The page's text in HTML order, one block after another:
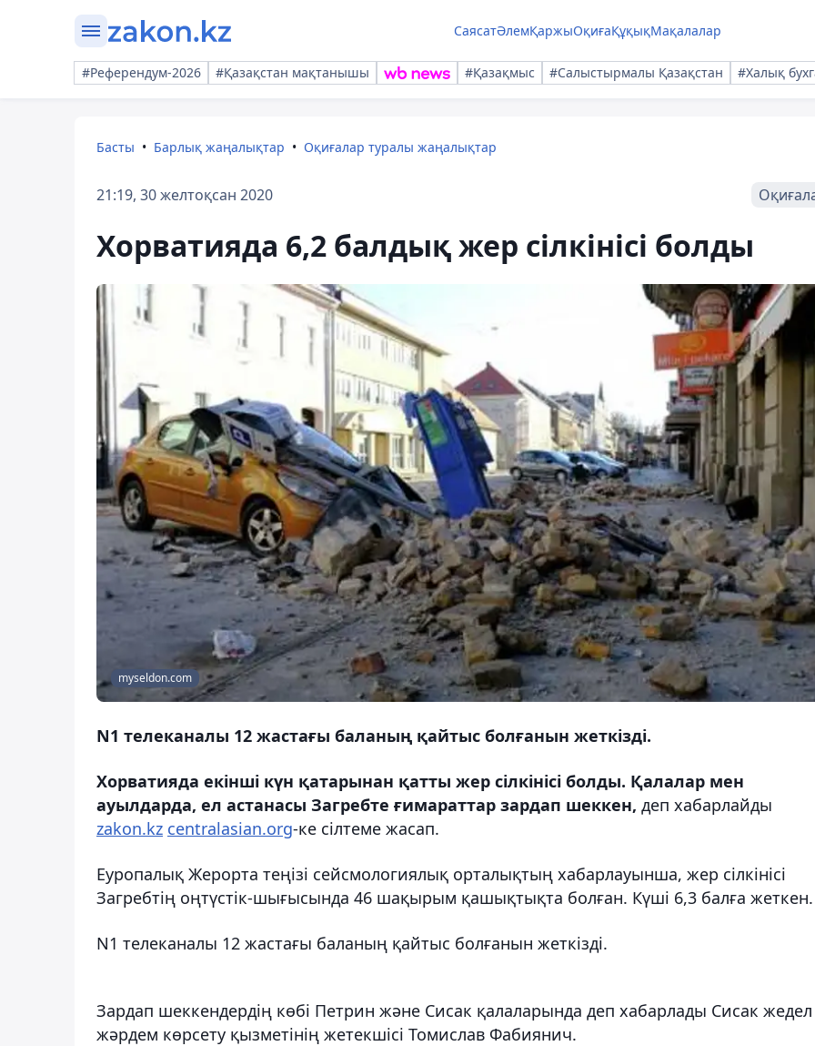
СаясатӘлемҚаржыОқиғаҚұқықМақалалар
#Референдум-2026 #Қазақстан мақтанышы #Қазақмыс #Салыстырмалы Қазақстан #Халық
Басты Барлық жаңалықтар Оқиғалар туралы жаңалықтар
21:19, 30 желтоқсан 2020
Хорватияда 6,2 балдық жер сілкінісі болды
myseldon.com
N1 телеканалы 12 жастағы баланың қайтыс болғанын жеткізді.
Хорватияда екінші күн қатарынан қатты жер сілкінісі болды. Қалалар мен
ауылдарда, ел астанасы Загребте ғимараттар зардап шеккен, деп хабарлайды
zakon.kz centralasian.org-ке сілтеме жасап.
Еуропалық Жерорта теңізі сейсмологиялық орталықтың хабарлауынша, жер сілкінісі
Загребтің оңтүстік-шығысында 46 шақырым қашықтықта болған. Күші 6,3 балға жеткен.
N1 телеканалы 12 жастағы баланың қайтыс болғанын жеткізді.
Зардап шеккендердің көбі Петрин және Сисак қалаларында деп хабарлады Сисак жедел
жәрдем көрсету қызметінің жетекшісі Томислав Фабиянич.